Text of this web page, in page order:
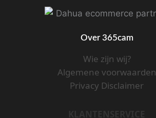
Over 365cam
Wie zijn wij?
Algemene voorwaarden
Privacy Disclaimer